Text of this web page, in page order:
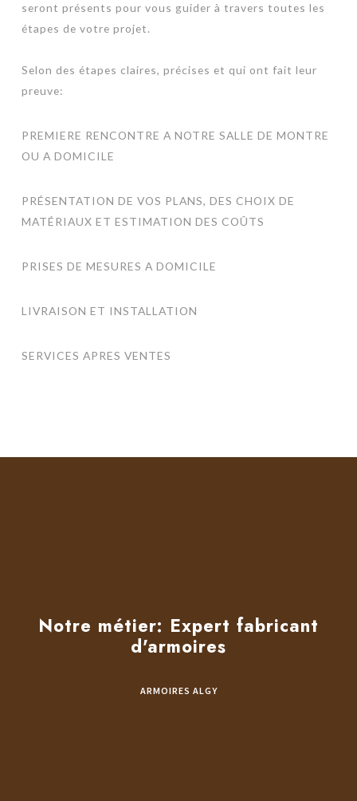
seront présents pour vous guider à travers toutes les
étapes de votre projet.
Selon des étapes claires, précises et qui ont fait leur
preuve:
PREMIERE RENCONTRE A NOTRE SALLE DE MONTRE
OU A DOMICILE
PRÉSENTATION DE VOS PLANS, DES CHOIX DE
MATÉRIAUX ET ESTIMATION DES COÛTS
PRISES DE MESURES A DOMICILE
LIVRAISON ET INSTALLATION
SERVICES APRES VENTES
Notre métier: Expert fabricant
d'armoires
ARMOIRES ALGY